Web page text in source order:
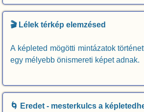
🎬 Lélek térkép elemzésed
A képleted mögötti mintázatok
egy mélyebb önismereti képet adnak.
🌀 Eredet - mesterkulcs a